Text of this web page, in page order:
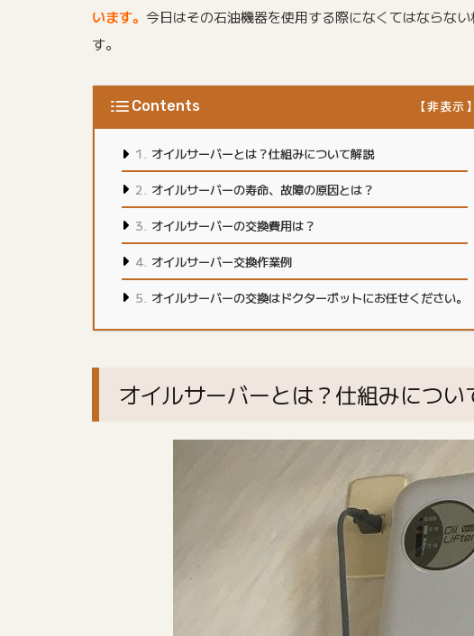
います。 今日はその石油機器を使用する際になくてはならない
す。
Contents
オイルサーバーとは？仕組みについて解説
オイルサーバーの寿命、故障の原因とは？
オイルサーバーの交換費用は？
オイルサーバー交換作業例
オイルサーバーの交換はドクターポットにお任せください。
オイルサーバーとは？仕組みについ